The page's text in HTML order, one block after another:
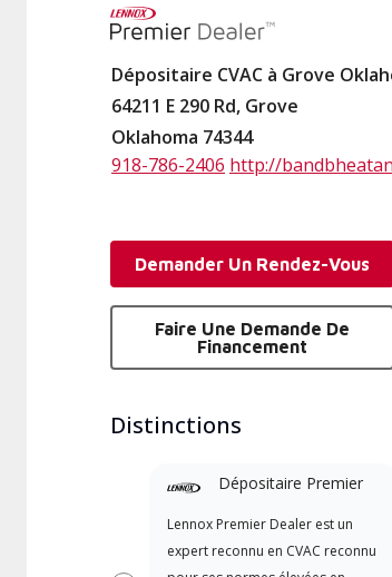
Dépositaire CVAC à Grove
64211 E 290 Rd, Grove
Oklahoma 74344
918-786-2406 http://
Demander Un Rendez-Vous
Faire Une Demande De
Financement
Distinctions
Dépositaire Premier
Lennox Premier Dealer est un
expert reconnu en CVAC reconnu